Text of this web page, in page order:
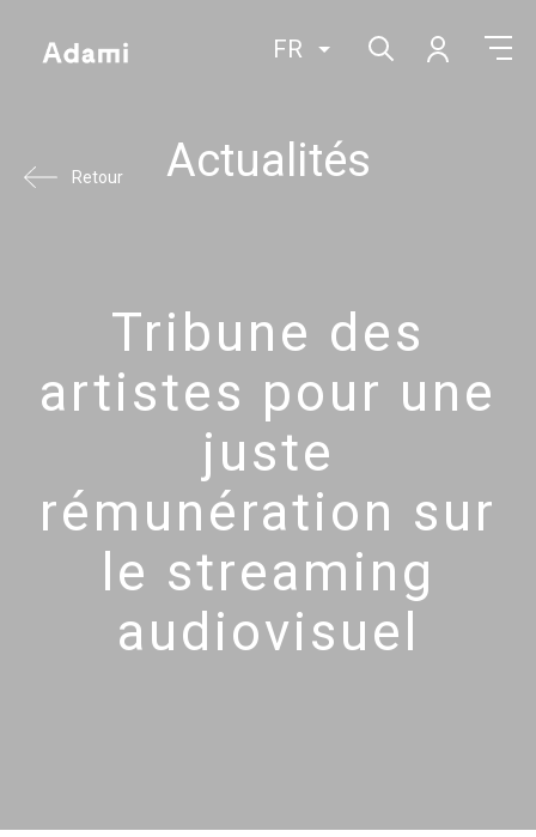
FR
Retour Actualités
Tribune des
artistes pour une
juste
rémunération sur
le streaming
audiovisuel